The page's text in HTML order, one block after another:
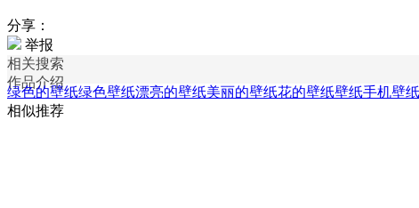
分享：
举报
相关搜索
作品介绍
绿色的壁纸绿色壁纸漂亮的壁纸美丽的壁纸花的壁纸壁纸手机壁纸
相似推荐